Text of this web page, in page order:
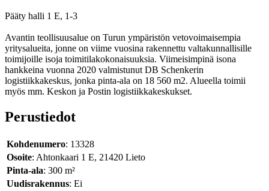
Pääty halli 1 E, 1-3
Avantin teollisuusalue on Turun ympäristön vetovoimaisempia
yritysalueita, jonne on viime vuosina rakennettu valtakunnallisille
toimijoille isoja toimitilakokonaisuuksia. Viimeisimpinä isona
hankkeina vuonna 2020 valmistunut DB Schenkerin
logistiikkakeskus, jonka pinta-ala on 18 560 m2. Alueella toimii
myös mm. Keskon ja Postin logistiikkakeskukset.
Perustiedot
Kohdenumero: 13328
Osoite: Ahtonkaari 1 E, 21420 Lieto
Pinta-ala: 300 m²
Uudisrakennus: Ei